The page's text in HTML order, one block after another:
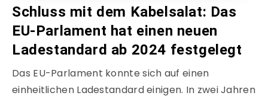
Schluss mit dem Kabelsalat: Das
EU-Parlament hat einen neuen
Ladestandard ab 2024 festgelegt
Das EU-Parlament konnte sich auf einen
einheitlichen Ladestandard einigen. In zwei Jahren